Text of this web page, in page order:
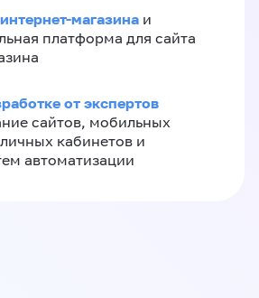
магазина и
платформа для сайта
от экспертов
сайтов, мобильных
кабинетов и
автоматизации